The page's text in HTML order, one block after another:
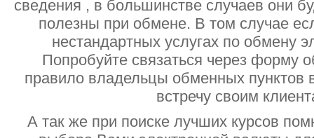
сведения , в большинстве случаев они
полезны при обмене. В том случае
нестандартных услугах по обмену
Попробуйте связаться через форму
правило владельцы обменных пунктов
встречу своим
А так же при поиске лучших курсов